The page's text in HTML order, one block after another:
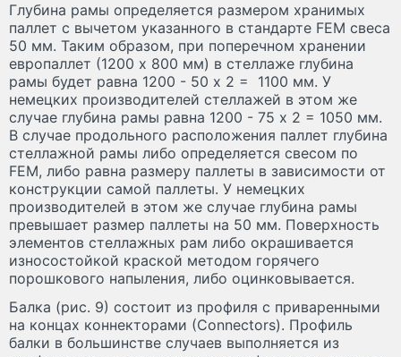
Глубина рамы определяется размером хранимых
паллет с вычетом указанного в стандарте FEM свеса
50 мм. Таким образом, при поперечном хранении
европаллет (1200 x 800 мм) в стеллаже глубина
рамы будет равна 1200 - 50 x 2 = 1100 мм. У
немецких производителей стеллажей в этом же
случае глубина рамы равна 1200 - 75 x 2 = 1050 мм.
В случае продольного расположения паллет глубина
стеллажной рамы либо определяется свесом по
FEM, либо равна размеру паллеты в зависимости от
конструкции самой паллеты. У немецких
производителей в этом же случае глубина рамы
превышает размер паллеты на 50 мм. Поверхность
элементов стеллажных рам либо окрашивается
износостойкой краской методом горячего
порошкового напыления, либо оцинковывается.
Балка (рис. 9) состоит из профиля с приваренными
на концах коннекторами (Сonnectors). Профиль
балки в большинстве случаев выполняется из